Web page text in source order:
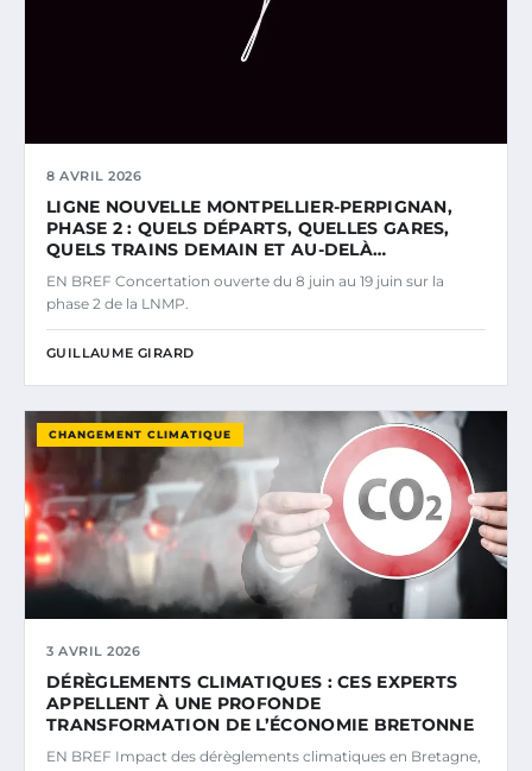
8 AVRIL 2026
LIGNE NOUVELLE MONTPELLIER-PERPIGNAN,
PHASE 2 : QUELS DÉPARTS, QUELLES GARES,
QUELS TRAINS DEMAIN ET AU-DELÀ…
EN BREF Concertation ouverte du 8 juin au 19 juin sur la
phase 2 de la LNMP.
GUILLAUME GIRARD
CHANGEMENT CLIMATIQUE
3 AVRIL 2026
DÉRÈGLEMENTS CLIMATIQUES : CES EXPERTS
APPELLENT À UNE PROFONDE
TRANSFORMATION DE L’ÉCONOMIE BRETONNE
EN BREF Impact des dérèglements climatiques en Bretagne,